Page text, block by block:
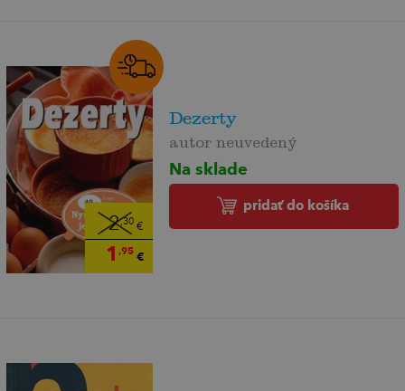
2,30€
1 ,95€
Dezerty
autor neuvedený
Na sklade
pridať do košíka